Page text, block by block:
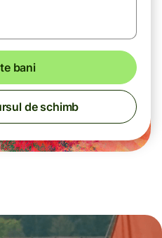
bani
de schimb